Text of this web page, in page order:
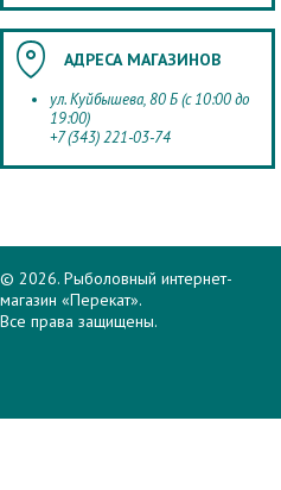
АДРЕСА МАГАЗИНОВ
ул. Куйбышева, 80 Б (с 10:00 до
19:00)
+7 (343) 221-03-74
© 2026. Рыболовный интернет-
магазин «Перекат».
Все права защищены.